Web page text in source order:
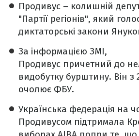
Продивус – колишній
"Партії регіонів", який
диктаторські закони
За інформацією ЗМІ,
Продивус причетний до
видобутку бурштину. Він з
очолює ФБУ.
Українська федерація на
Продивусом підтримала